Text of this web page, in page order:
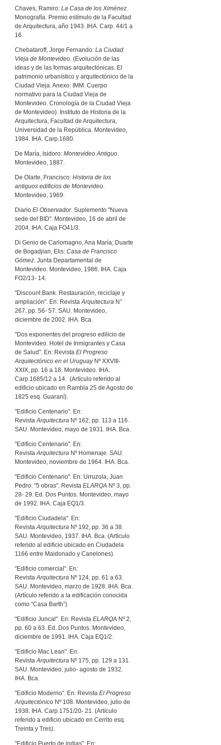
Chaves, Ramiro: La Casa de los Ximénez.
Monografía. Premio estímulo de la Facultad
de Arquitectura, año 1943. IHA. Carp. 44/1 a
16.
Chebataroff, Jorge Fernando: La Ciudad
Vieja de Montevideo. (Evolución de las
ideas y de las formas arquitectónicas. El
patrimonio urbanístico y arquitectónico de la
Ciudad Vieja. Anexo: IMM. Cuerpo
normativo para la Ciudad Vieja de
Montevideo. Cronología de la Ciudad Vieja
de Montevideo). Instituto de Historia de la
Arquitectura, Facultad de Arquitectura,
Universidad de la República. Montevideo,
1984. IHA. Carp.1680.
De María, Isidoro: Montevideo Antiguo.
Montevideo, 1887.
De Olarte, Francisco: Historia de los
antiguos edificios de Montevideo.
Montevideo, 1969.
Diario El Observador. Suplemento "Nueva
sede del BID". Montevideo, 16 de abril de
2004. IHA. Caja FO41/3.
Di Genio de Carlomagno, Ana María; Duarte
de Bogadjian, Elis: Casa de Francisco
Gómez. Junta Departamental de
Montevideo. Montevideo, 1986. IHA. Caja
FO2/13- 14.
"Discount Bank. Restauración, reciclaje y
ampliación". En: RevistaArquitectura N°
267, pp. 56- 57. SAU. Montevideo,
diciembre de 2002. IHA. Bca.
"Dos exponentes del progreso edilicio de
Montevideo. Hotel de Inmigrantes y Casa
de Salud". En: Revista El Progreso
Arquitectónico en el UruguayNº XXVIII-
XXIX, pp. 16 a 18. Montevideo. IHA.
Carp.1685/12 a 14. (Artículo referido al
edificio ubicado en Rambla 25 de Agosto de
1825 esq. Guaraní).
"Edificio Centenario". En:
RevistaArquitectura Nº 162, pp. 113 a 116.
SAU. Montevideo, mayo de 1931. IHA. Bca.
"Edificio Centenario". En:
RevistaArquitectura Nº Homenaje. SAU.
Montevideo, noviembre de 1964. IHA. Bca.
"Edificio Centenario". En: Urruzola, Juan
Pedro: "5 obras". Revista ELARQA Nº 3, pp.
28- 29. Ed. Dos Puntos. Montevideo, mayo
de 1992. IHA. Caja EQ1/3.
"Edificio Ciudadela". En:
RevistaArquitectura Nº 192, pp. 36 a 38.
SAU. Montevideo, 1937. IHA. Bca. (Artículo
referido al edificio ubicado en Ciudadela
1166 entre Maldonado y Canelones).
"Edificio comercial". En:
RevistaArquitectura Nº 124, pp. 61 a 63.
SAU. Montevideo, marzo de 1928. IHA. Bca.
(Artículo referido a la edificación conocida
como “Casa Barth”).
"Edificio Juncal". En: Revista ELARQA Nº 2,
pp. 60 a 63. Ed. Dos Puntos. Montevideo,
diciembre de 1991. IHA. Caja EQ1/2.
"Edificio Mac Lean". En:
RevistaArquitectura Nº 175, pp. 129 a 131.
SAU. Montevideo, julio- agosto de 1932.
IHA. Bca.
"Edificio Moderno". En: Revista El Progreso
Arquitectónico Nº 108. Montevideo, julio de
1938. IHA. Carp.1751/20- 21. (Artículo
referido a edificio ubicado en Cerrito esq.
Treinta y Tres).
"Edificio Puerto de indias". En: